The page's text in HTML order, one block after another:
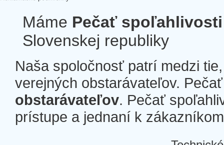
Máme Pečať spoľahlivosti
Slovenskej republiky
Naša spoločnosť patrí medzi
verejných obstarávateľov.
obstarávateľov. Pečať
prístupe a jednaní k